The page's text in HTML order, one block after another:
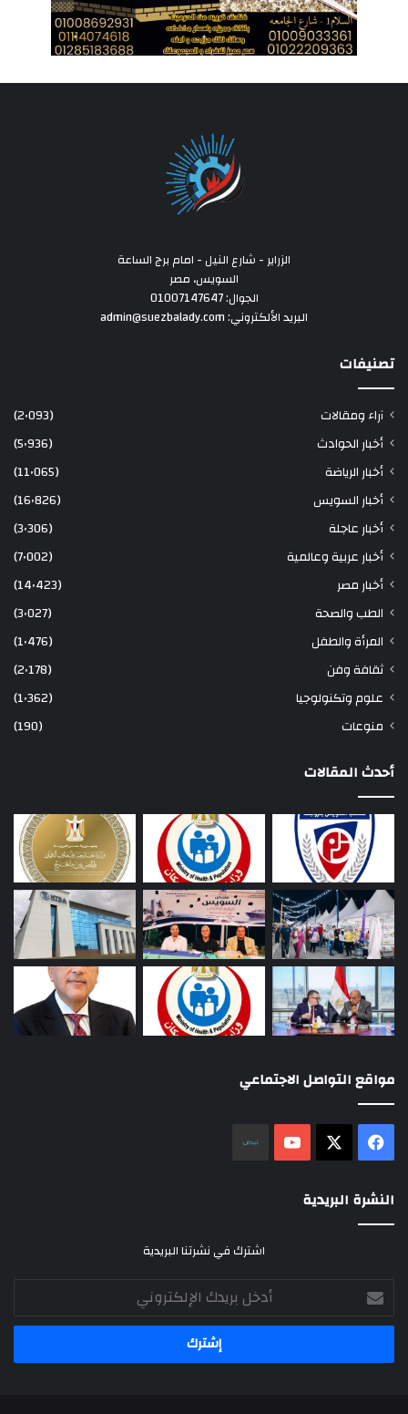
الزراير - شارع النيل - امام برج الساعة
السويس، مصر
الجوال: 01007147647
البريد الألكتروني: admin@suezbalady.com
تصنيفات
آراء ومقالات
(2٬093)
أخبار الحوادث
(5٬936)
أخبار الرياضة
(11٬065)
أخبار السويس
(16٬826)
أخبار عاجلة
(3٬306)
أخبار عربية وعالمية
(7٬002)
أخبار مصر
(14٬423)
الطب والصحة
(3٬027)
المرأة والطفل
(1٬476)
ثقافة وفن
(2٬178)
علوم وتكنولوجيا
(1٬362)
منوعات
(190)
أحدث المقالات
مواقع التواصل الاجتماعي
فيسبوك ‫YouTube
النشرة البريدية
اشترك في نشرتنا البريدية
أدخل
بريدك
الإلكتروني